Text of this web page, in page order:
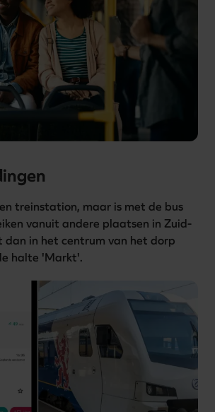
treinstation, maar is met de bus
vanuit andere plaatsen in Zuid-
dan in het centrum van het dorp
halte 'Markt'.